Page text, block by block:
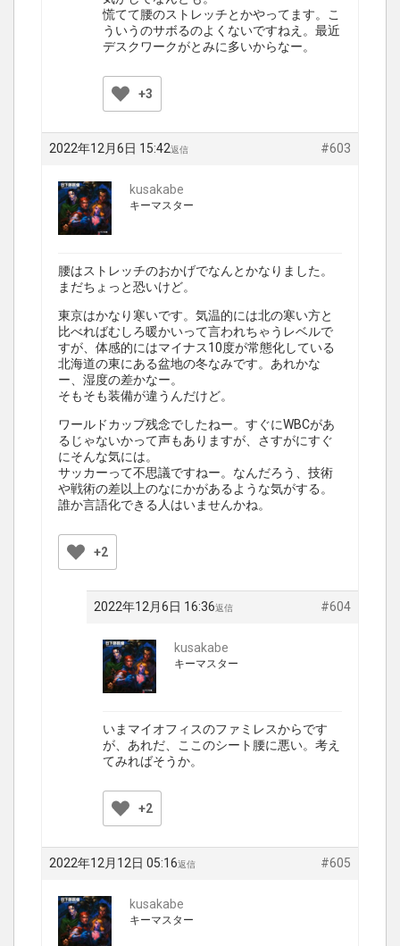
慌てて腰のストレッチとかやってます。こ
ういうのサボるのよくないですねえ。最近
デスクワークがとみに多いからなー。
+3
2022年12月6日 15:42 #603
返信
kusakabe
キーマスター
腰はストレッチのおかげでなんとかなりました。
まだちょっと恐いけど。
東京はかなり寒いです。気温的には北の寒い方と
比べればむしろ暖かいって言われちゃうレベルで
すが、体感的にはマイナス10度が常態化している
北海道の東にある盆地の冬なみです。あれかな
ー、湿度の差かなー。
そもそも装備が違うんだけど。
ワールドカップ残念でしたねー。すぐにWBCがあ
るじゃないかって声もありますが、さすがにすぐ
にそんな気には。
サッカーって不思議ですねー。なんだろう、技術
や戦術の差以上のなにかがあるような気がする。
誰か言語化できる人はいませんかね。
+2
2022年12月6日 16:36 #604
返信
kusakabe
キーマスター
いまマイオフィスのファミレスからです
が、あれだ、ここのシート腰に悪い。考え
てみればそうか。
+2
2022年12月12日 05:16 #605
返信
kusakabe
キーマスター